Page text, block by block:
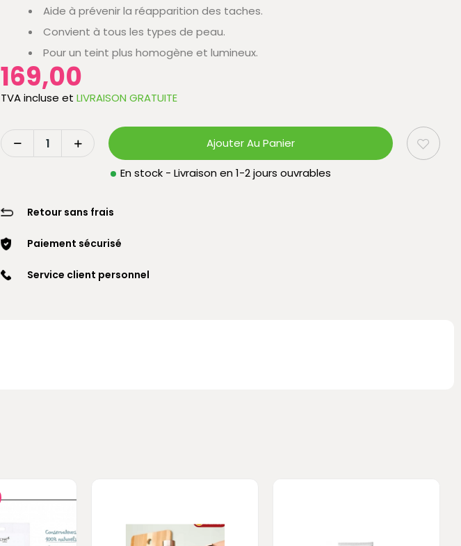
Aide à prévenir la réapparition des taches.
Convient à tous les types de peau.
Pour un teint plus homogène et lumineux.
169,00
TVA incluse et LIVRAISON GRATUITE
Ajouter Au Panier
En stock - Livraison en 1-2 jours ouvrables
Retour sans frais
Paiement sécurisé
Service client personnel